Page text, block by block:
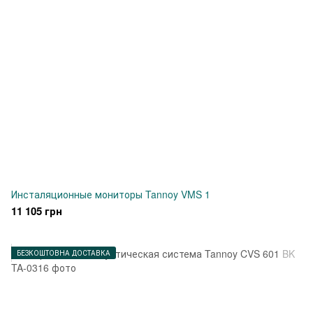
Инсталяционные мониторы Tannoy VMS 1
11 105 грн
БЕЗКОШТОВНА ДОСТАВКА